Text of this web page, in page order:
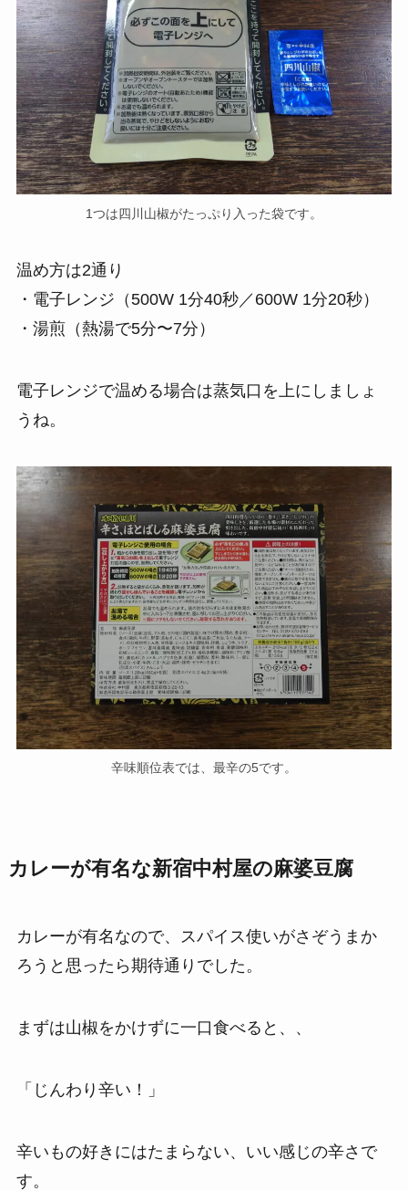
1つは四川山椒がたっぷり入った袋です。
温め方は2通り
・電子レンジ（500W 1分40秒／600W 1分20秒）
・湯煎（熱湯で5分〜7分）
電子レンジで温める場合は蒸気口を上にしましょ
うね。
辛味順位表では、最辛の5です。
カレーが有名な新宿中村屋の麻婆豆腐
カレーが有名なので、スパイス使いがさぞうまか
ろうと思ったら期待通りでした。
まずは山椒をかけずに一口食べると、、
「じんわり辛い！」
辛いもの好きにはたまらない、いい感じの辛さで
す。